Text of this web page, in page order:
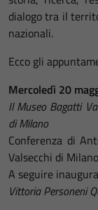
dialogo tra il
nazionali.
Ecco gli
Mercoledì 20
Il Museo Bagatti
di Milano
Conferenza di
Valsecchi di
A seguire
Vittoria Personeni